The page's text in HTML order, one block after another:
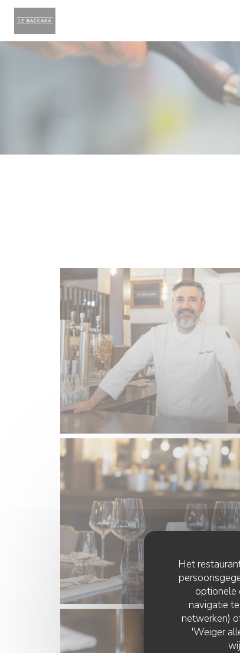
Cookies beheer paneel
Het
optionele
navigatie
netwerken)
'Weiger